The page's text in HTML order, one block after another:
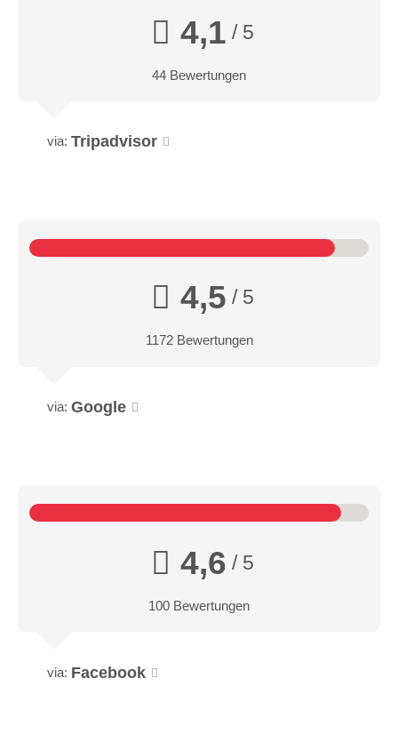
4,1 / 5
44 Bewertungen
via: Tripadvisor
4,5 / 5
1172 Bewertungen
via: Google
4,6 / 5
100 Bewertungen
via: Facebook